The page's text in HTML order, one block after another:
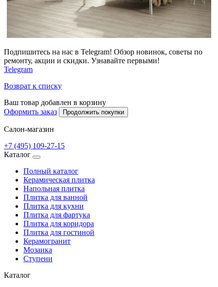
Подпишитесь на нас в Telegram! Обзор новинок, советы по
ремонту, акции и скидки. Узнавайте первыми!
Telegram
Возврат к списку
Ваш товар добавлен в корзину
Оформить заказ
Продолжить покупки
Салон-магазин
+7 (495) 109-27-15
Каталог
Полный каталог
Керамическая плитка
Напольная плитка
Плитка для ванной
Плитка для кухни
Плитка для фартука
Плитка для коридора
Плитка для гостиной
Керамогранит
Мозаика
Ступени
Каталог